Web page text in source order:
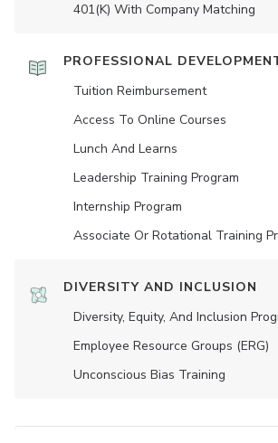
401(K) With Company Matching
PROFESSIONAL
Tuition Reimbursement
Access To Online Courses
Lunch And Learns
Leadership Training Program
Internship Program
Associate Or Rotational Training
DIVERSITY AND INCLUSION
Diversity, Equity, And Inclusion
Employee Resource Groups (ERG)
Unconscious Bias Training